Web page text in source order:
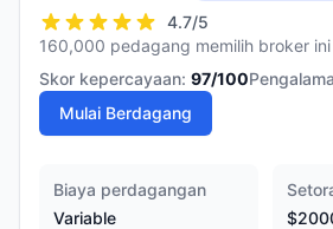
4.7/5
160,000 pedagang memilih broker ini
Skor kepercayaan: 97/100
Mulai Berdagang
Biaya perdagangan
Variable